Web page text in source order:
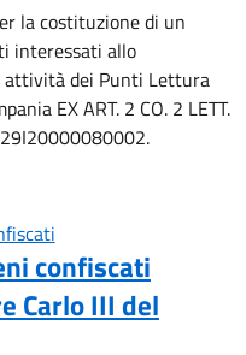
la costituzione di un
interessati allo
attività dei Punti Lettura
EX ART. 2 CO. 2 LETT.
confiscati
Carlo III del